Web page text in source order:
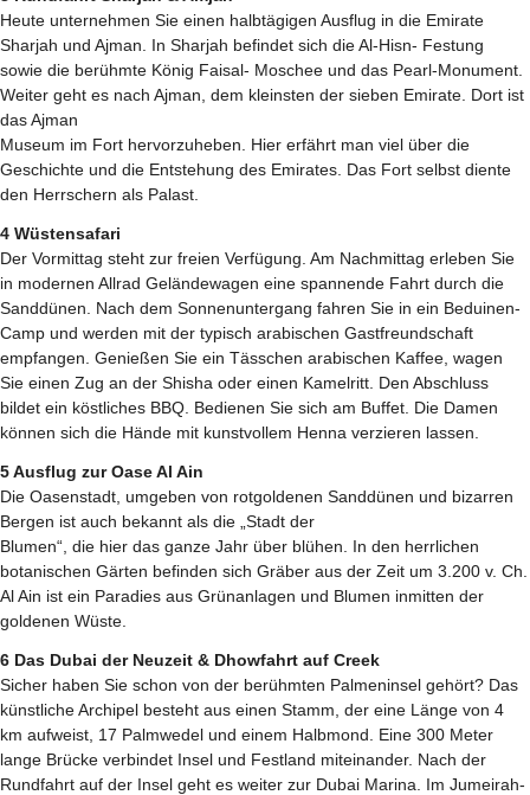
Heute unternehmen Sie einen halbtägigen Ausflug in die Emirate
Sharjah und Ajman. In Sharjah befindet sich die Al-Hisn- Festung
sowie die berühmte König Faisal- Moschee und das Pearl-Monument.
Weiter geht es nach Ajman, dem kleinsten der sieben Emirate. Dort ist
das Ajman
Museum im Fort hervorzuheben. Hier erfährt man viel über die
Geschichte und die Entstehung des Emirates. Das Fort selbst diente
den Herrschern als Palast.
4 Wüstensafari
Der Vormittag steht zur freien Verfügung. Am Nachmittag erleben Sie
in modernen Allrad Geländewagen eine spannende Fahrt durch die
Sanddünen. Nach dem Sonnenuntergang fahren Sie in ein Beduinen-
Camp und werden mit der typisch arabischen Gastfreundschaft
empfangen. Genießen Sie ein Tässchen arabischen Kaffee, wagen
Sie einen Zug an der Shisha oder einen Kamelritt. Den Abschluss
bildet ein köstliches BBQ. Bedienen Sie sich am Buffet. Die Damen
können sich die Hände mit kunstvollem Henna verzieren lassen.
5 Ausflug zur Oase Al Ain
Die Oasenstadt, umgeben von rotgoldenen Sanddünen und bizarren
Bergen ist auch bekannt als die „Stadt der
Blumen“, die hier das ganze Jahr über blühen. In den herrlichen
botanischen Gärten befinden sich Gräber aus der Zeit um 3.200 v. Ch.
Al Ain ist ein Paradies aus Grünanlagen und Blumen inmitten der
goldenen Wüste.
6 Das Dubai der Neuzeit & Dhowfahrt auf Creek
Sicher haben Sie schon von der berühmten Palmeninsel gehört? Das
künstliche Archipel besteht aus einen Stamm, der eine Länge von 4
km aufweist, 17 Palmwedel und einem Halbmond. Eine 300 Meter
lange Brücke verbindet Insel und Festland miteinander. Nach der
Rundfahrt auf der Insel geht es weiter zur Dubai Marina. Im Jumeirah-